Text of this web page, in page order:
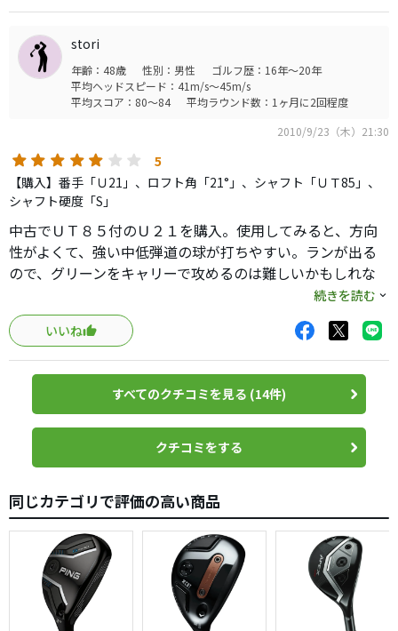
気を抜い時のひっかけに注意。
stori
年齢：48歳 性別：男性
ゴルフ歴：16年～20年
平均ヘッドスピード：41m/s～45m/s
平均スコア：80～84
平均ラウンド数：1ヶ月に2回程度
2010/9/23（木）21:30
5
【購入】番手「Ｕ21」、ロフト角「21°」、シャフト「ＵＴ85」、
シャフト硬度「S」
中古でＵＴ８５付のＵ２１を購入。使用してみると、方向
性がよくて、強い中低弾道の球が打ちやすい。ランが出る
ので、グリーンをキャリーで攻めるのは難しいかもしれな
いが、強風下のプレーの際には特に活躍が期待できそう。
飛距離は７Ｗと同じ程度（１９０Ｙ〜２００Ｙ）なので、
状況に応じて使い分けて行きたいと思う。
続きを読む
いいね
すべてのクチコミを見る (14件)
クチコミをする
同じカテゴリで評価の高い商品